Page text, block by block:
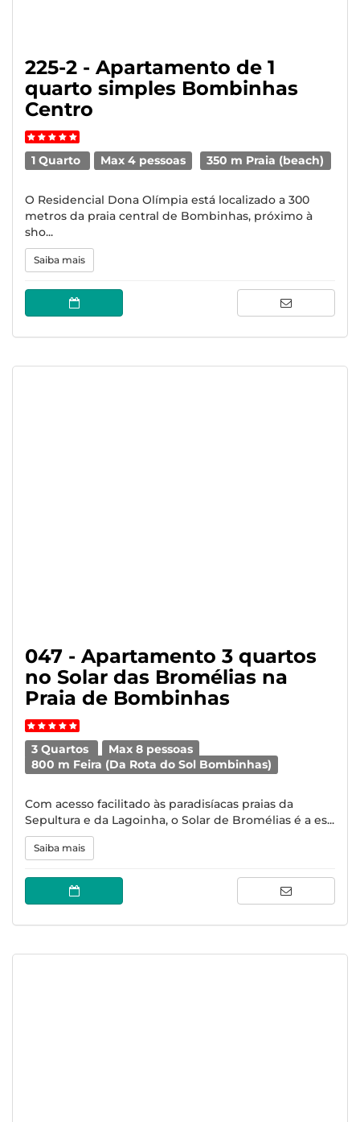
225-2 - Apartamento de 1
quarto simples Bombinhas
Centro
1 Quarto Max 4 pessoas 350 m Praia (beach)
O Residencial Dona Olímpia está localizado a 300
metros da praia central de Bombinhas, próximo à
sho...
Saiba mais
047 - Apartamento 3 quartos
no Solar das Bromélias na
Praia de Bombinhas
3 Quartos
Max 8 pessoas
800 m Feira (Da Rota do Sol Bombinhas)
Com acesso facilitado às paradisíacas praias da
Sepultura e da Lagoinha, o Solar de Bromélias é a es...
Saiba mais